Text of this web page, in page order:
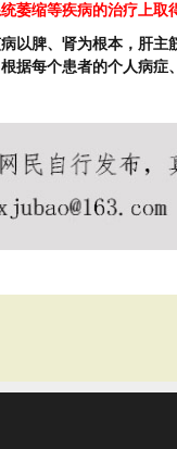
萎缩等疾病的治疗上取
以脾、肾为根本，肝
据每个患者的个人病症